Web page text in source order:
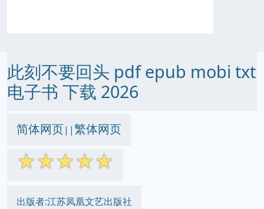
此刻不要回头 pdf epub mobi txt
电子书 下载 2026
简体网页||繁体网页
☆☆☆☆☆
出版者:江苏凤凰文艺出版社